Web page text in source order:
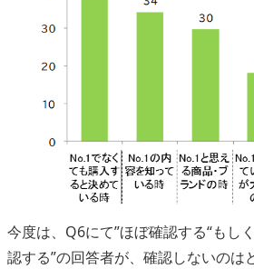
今度は、Q6にて”ほぼ確認する“もし
認する”の回答者が、確認しないのは